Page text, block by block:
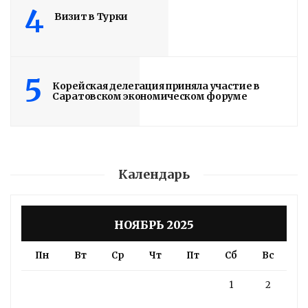
4 Визит в Турки
5
Корейская делегация приняла участие в
Саратовском экономическом форуме
Календарь
НОЯБРЬ 2025
Пн Вт Ср Чт Пт Сб Вс
1 2